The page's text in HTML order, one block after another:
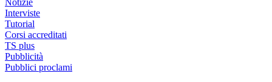
Notizie
Interviste
Tutorial
Corsi accreditati
TS plus
Pubblicità
Pubblici proclami